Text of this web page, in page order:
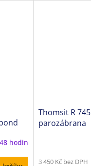
hodin
Thomsit R
parozábrana
3 450 Kč bez DPH